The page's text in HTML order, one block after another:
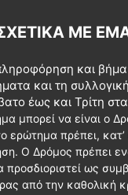
ΜΕ
και βήμα
και τη
έως και Τρίτη
μπορεί να είναι ο
ερώτημα πρέπει,
Ο Δρόμος πρέπει
ως
από την καθολική